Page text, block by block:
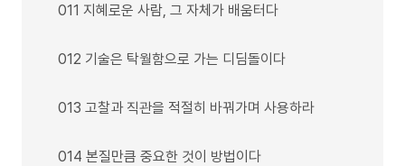
011 지혜로운 사람, 그 자체가 배움터다
012 기술은 탁월함으로 가는 디딤돌이다
013 고찰과 직관을 적절히 바꿔가며 사용하라
014 본질만큼 중요한 것이 방법이다